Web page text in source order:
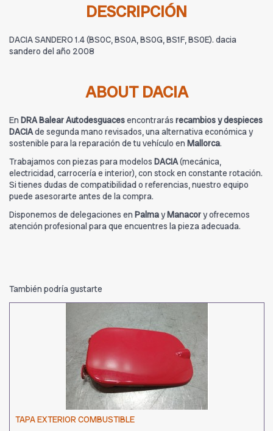
DESCRIPCIÓN
DACIA SANDERO 1.4 (BS0C, BS0A, BS0G, BS1F, BS0E). dacia
sandero del año 2008
ABOUT DACIA
En DRA Balear Autodesguacesencontrarás recambios y despieces
DACIAde segunda mano revisados, una alternativa económica y
sostenible para la reparación de tu vehículo en Mallorca.
Trabajamos con piezas para modelos DACIA(mecánica,
electricidad, carrocería e interior), con stock en constante rotación.
Si tienes dudas de compatibilidad o referencias, nuestro equipo
puede asesorarte antes de la compra.
Disponemos de delegaciones en PalmayManacory ofrecemos
atención profesional para que encuentres la pieza adecuada.
También podría gustarte
TAPA EXTERIOR COMBUSTIBLE